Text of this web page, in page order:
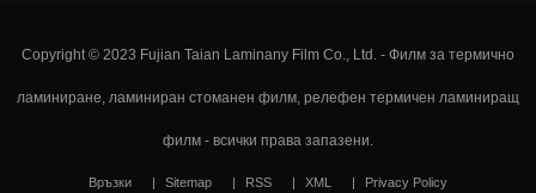
Copyright © 2023 Fujian Taian Laminany Film Co., Ltd. - Филм за термично
ламиниране, ламиниран стоманен филм, релефен термичен ламиниращ
филм - всички права запазени.
Връзки Sitemap RSS XML Privacy Policy